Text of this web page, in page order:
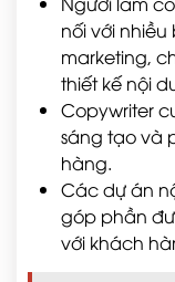
nối với
marketing,
thiết kế nội
Copywriter
sáng tạo và
hàng.
Các dự án
góp phần
với khách